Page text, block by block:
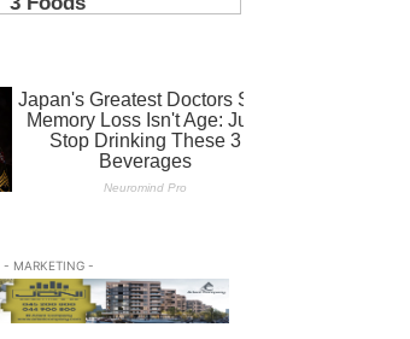
- MARKETING -